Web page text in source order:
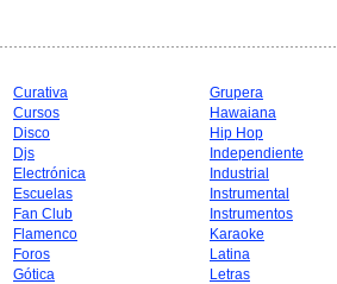
Curativa
Cursos
Disco
Djs
Electrónica
Escuelas
Fan Club
Flamenco
Foros
Gótica
Grupera
Hawaiana
Hip Hop
Independiente
Industrial
Instrumental
Instrumentos
Karaoke
Latina
Letras